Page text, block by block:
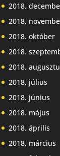
2018.
2018.
2018. október
2018.
2018.
2018. július
2018. június
2018. május
2018. április
2018. március